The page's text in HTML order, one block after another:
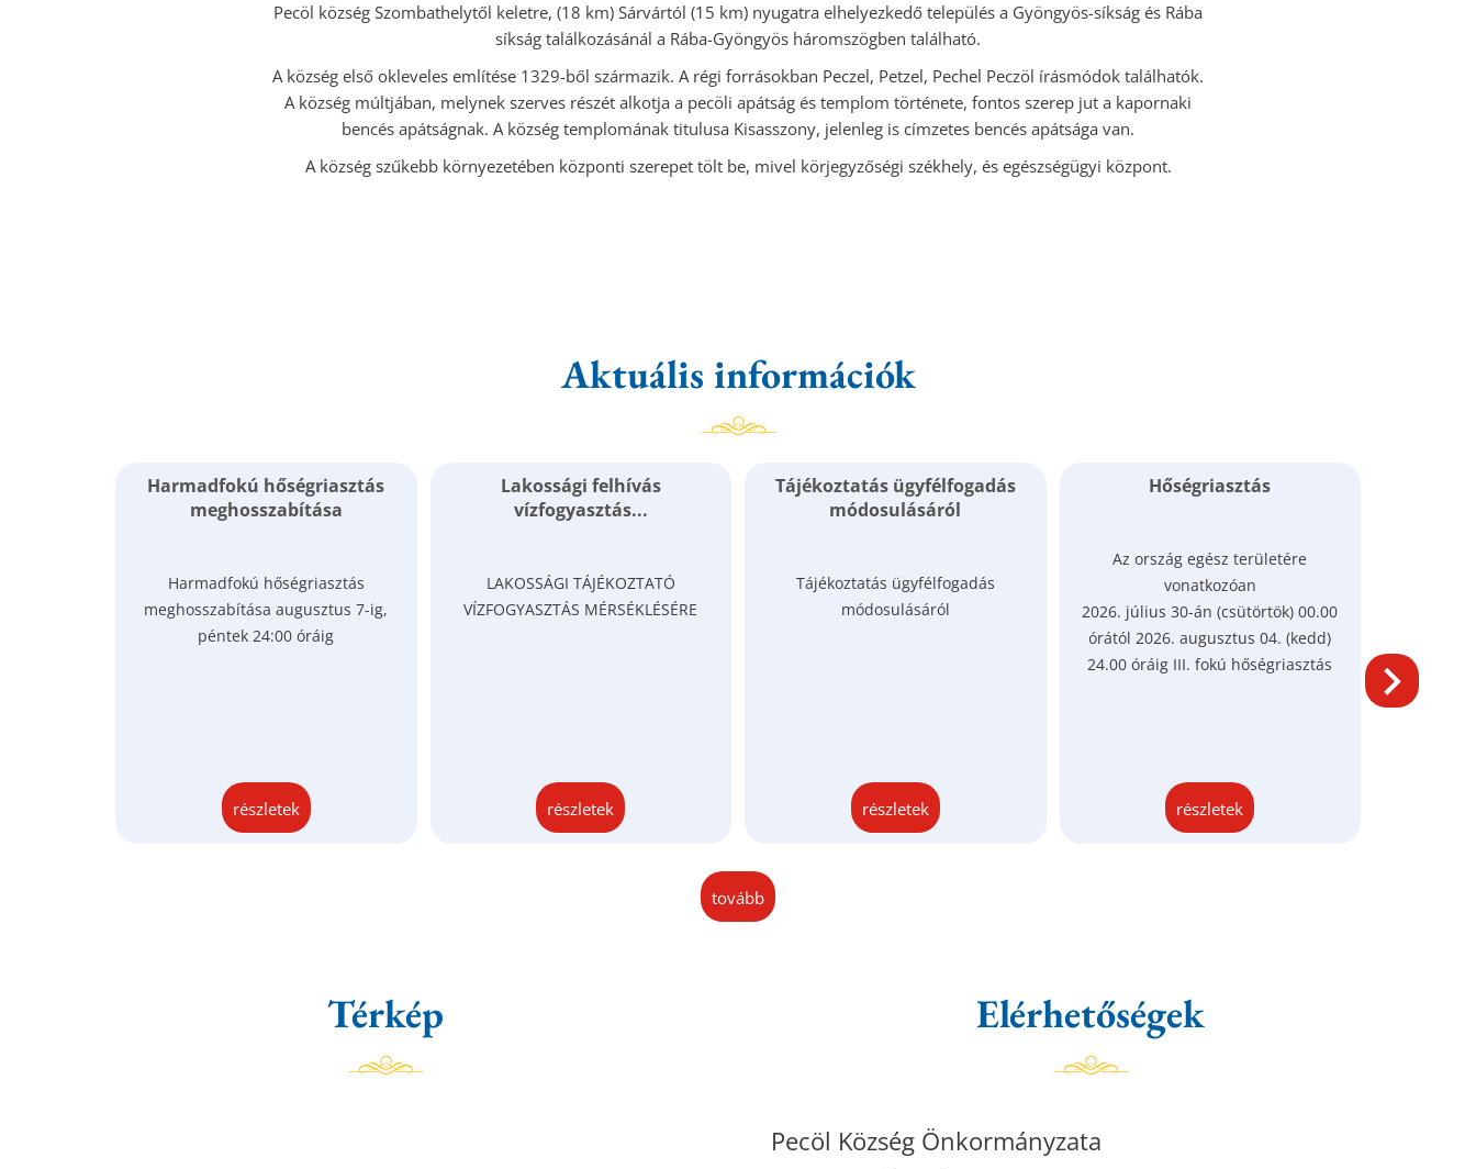
Pecöl község Szombathelytől keletre, (18 km) Sárvártól (15 km) nyugatra elhelyezkedő település a Gyöngyös-síkság és Rába
síkság találkozásánál a Rába-Gyöngyös háromszögben található.
A község első okleveles említése 1329-ből származik. A régi forrásokban Peczel, Petzel, Pechel Peczöl írásmódok találhatók.
A község múltjában, melynek szerves részét alkotja a pecöli apátság és templom története, fontos szerep jut a kapornaki
bencés apátságnak. A község templomának titulusa Kisasszony, jelenleg is címzetes bencés apátsága van.
A község szűkebb környezetében központi szerepet tölt be, mivel körjegyzőségi székhely, és egészségügyi központ.
Aktuális információk
Harmadfokú hőségriasztás
meghosszabítása
Harmadfokú hőségriasztás
meghosszabítása augusztus 7-ig,
péntek 24:00 óráig
részletek
Lakossági felhívás
vízfogyasztás...
LAKOSSÁGI TÁJÉKOZTATÓ
VÍZFOGYASZTÁS MÉRSÉKLÉSÉRE
részletek
Tájékoztatás ügyfélfogadás
módosulásáról
Tájékoztatás ügyfélfogadás
módosulásáról
részletek
Hőségriasztás
Az ország egész területére
vonatkozóan
2026. július 30-án (csütörtök) 00.00
órától 2026. augusztus 04. (kedd)
24.00 óráig III. fokú hőségriasztás
részletek
tovább
Elérhetőségek
Pecöl Község Önkormányzata
Térkép